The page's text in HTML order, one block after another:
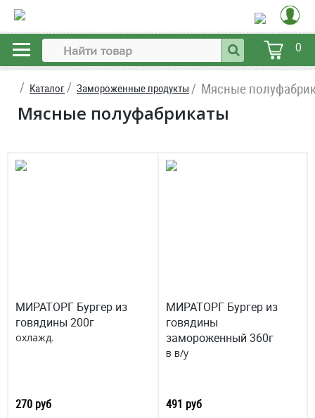
0
Каталог Замороженные продукты Мясные
Мясные полуфабрикаты
МИРАТОРГ Бургер из
говядины 200г
охлажд.
270 руб
МИРАТОРГ Бургер из
говядины
замороженный 360г
в в/у
491 руб